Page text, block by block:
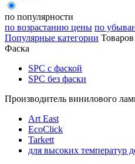
по популярности
по возрастанию цены по
Популярные категории
Фаска
SPC с фаской
SPC без фаски
Производитель винилового
Art East
EcoClick
Tarkett
для высоких температур